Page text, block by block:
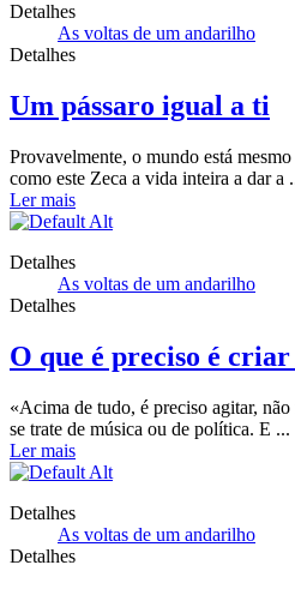
Detalhes
As voltas de um andarilho
Detalhes
Um pássaro igual a ti
Provavelmente, o mundo está
como este Zeca a vida inteira a dar a
Ler mais
Detalhes
As voltas de um andarilho
Detalhes
O que é preciso é criar
«Acima de tudo, é preciso agitar,
se trate de música ou de política. E ...
Ler mais
Detalhes
As voltas de um andarilho
Detalhes